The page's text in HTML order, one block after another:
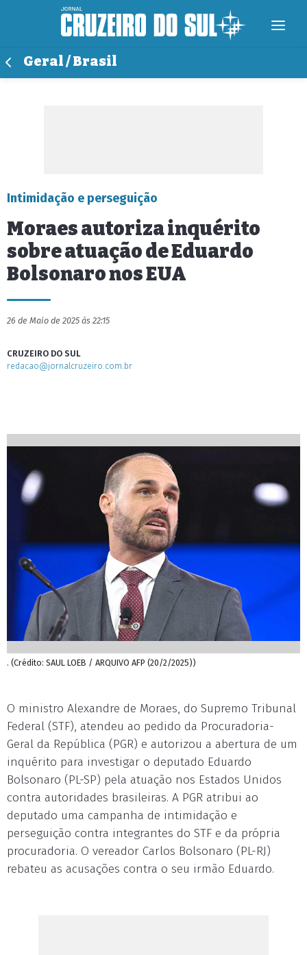
Geral / Brasil
Intimidação e perseguição
Moraes autoriza inquérito
sobre atuação de Eduardo
Bolsonaro nos EUA
26 de Maio de 2025 às 22:15
CRUZEIRO DO SUL
redacao@jornalcruzeiro.com.br
. (Crédito: SAUL LOEB / ARQUIVO AFP (20/2/2025))
O ministro Alexandre de Moraes, do Supremo Tribunal
Federal (STF), atendeu ao pedido da Procuradoria-
Geral da República (PGR) e autorizou a abertura de um
inquérito para investigar o deputado Eduardo
Bolsonaro (PL-SP) pela atuação nos Estados Unidos
contra autoridades brasileiras. A PGR atribui ao
deputado uma campanha de intimidação e
perseguição contra integrantes do STF e da própria
procuradoria. O vereador Carlos Bolsonaro (PL-RJ)
rebateu as acusações contra o seu irmão Eduardo.